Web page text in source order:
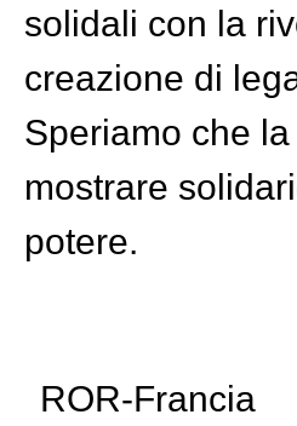
solidali con la
creazione di
Speriamo che
mostrare
potere.
ROR-Francia